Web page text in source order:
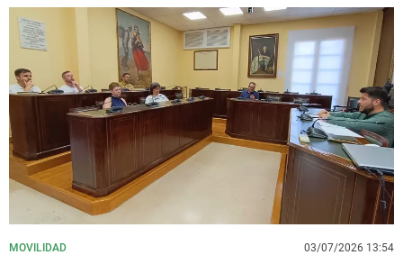
MOVILIDAD 03/07/2026 13:54